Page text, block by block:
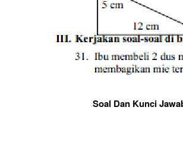
Soal Dan Kunci